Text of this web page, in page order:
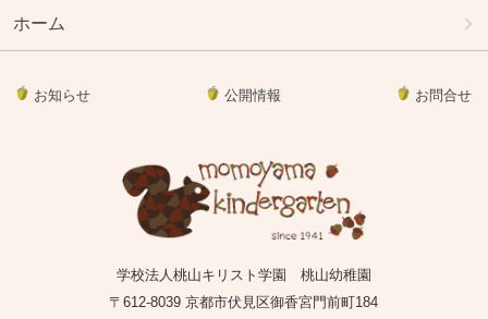
ホーム
お知らせ 公開情報 お問合せ
学校法人桃山キリスト学園 桃山幼稚園
〒612-8039 京都市伏見区御香宮門前町184